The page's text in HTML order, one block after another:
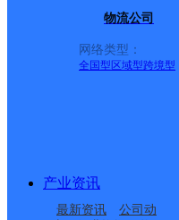
物流公司
网络类型：
全国型 区域型跨境型
产业资讯
最新资讯
公司动
邮政国内
善岱邮政